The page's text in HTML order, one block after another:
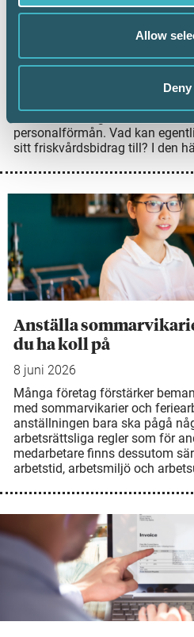
Allow
Deny
8 juni 2026
Arbetsgivare kan erbjuda sina
friskvårdsbidrag, men det finns
för att bidraget ska vara
Högsta förvaltningsdomstolen
personalförmån. Vad kan
sitt friskvårdsbidrag till? I den
Anställa
du ha koll på
8 juni 2026
Många företag förstärker
med sommarvikarier och
anställningen bara ska pågå
arbetsrättsliga regler som för
medarbetare finns dessutom
arbetstid, arbetsmiljö och